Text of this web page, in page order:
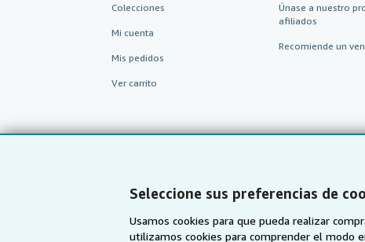
Seleccione sus preferencias de
Usamos cookies para que pueda realizar
utilizamos cookies para comprender el modo
Colecciones
Mi cuenta
Mis pedidos
Ver carrito
Únase a nuestro
afiliados
Recomiende un